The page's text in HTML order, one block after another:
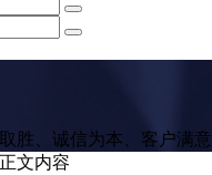
胜、诚信为本、客户满意
文内容